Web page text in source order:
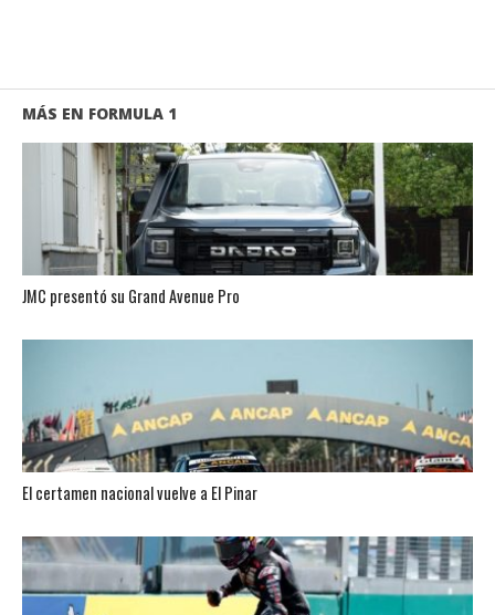
MÁS EN FORMULA 1
JMC presentó su Grand Avenue Pro
El certamen nacional vuelve a El Pinar